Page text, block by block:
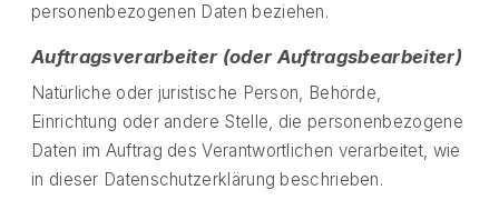
personenbezogenen Daten beziehen.
Auftragsverarbeiter (oder Auftragsbearbeiter)
Natürliche oder juristische Person, Behörde,
Einrichtung oder andere Stelle, die personenbezogene
Daten im Auftrag des Verantwortlichen verarbeitet, wie
in dieser Datenschutzerklärung beschrieben.